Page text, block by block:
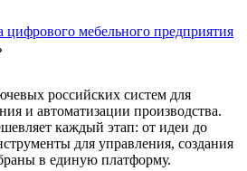
мебельного предприятия
российских систем для
и автоматизации производства.
каждый этап: от идеи до
для управления, создания
в единую платформу.